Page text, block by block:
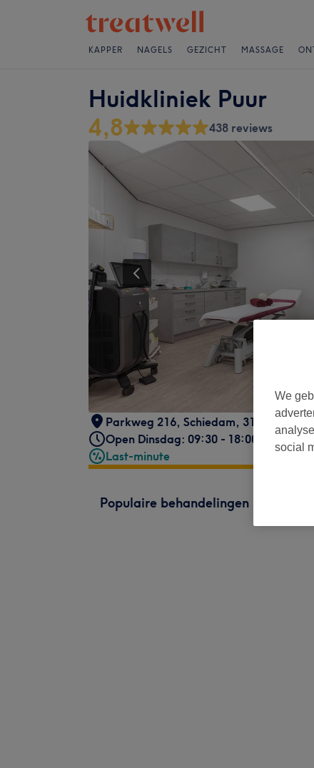
KAPPER NAGELS GEZICHT MASSAGE
Huidkliniek Puur
4,8 438 reviews
Parkweg 216, Schiedam, 3119CR
Open Dinsdag: 09:30 - 18:00
Last-minute
Populaire behandelingen
We
social